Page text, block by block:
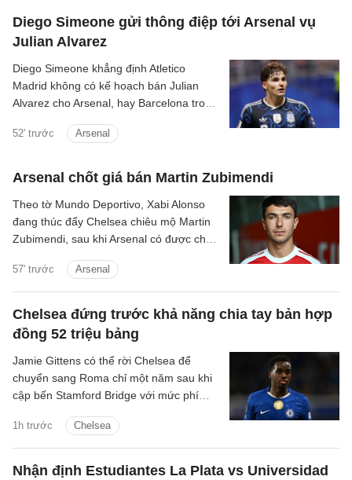
Diego Simeone gửi thông điệp tới Arsenal vụ
Julian Alvarez
52' trước Arsenal
Diego Simeone khẳng định Atletico
Madrid không có kế hoạch bán Julian
Alvarez cho Arsenal, hay Barcelona trong
Arsenal chốt giá bán Martin Zubimendi
57' trước Arsenal
Theo tờ Mundo Deportivo, Xabi Alonso
đang thúc đẩy Chelsea chiêu mộ Martin
Zubimendi, sau khi Arsenal có được chữ
Chelsea đứng trước khả năng chia tay bản hợp
đồng 52 triệu bảng
1h trước Chelsea
Jamie Gittens có thể rời Chelsea để
chuyển sang Roma chỉ một năm sau khi
cập bến Stamford Bridge với mức phí
Nhận định Estudiantes La Plata vs Universidad